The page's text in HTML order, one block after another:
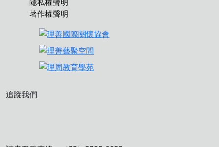
隱私權聲明
著作權聲明
追蹤我們